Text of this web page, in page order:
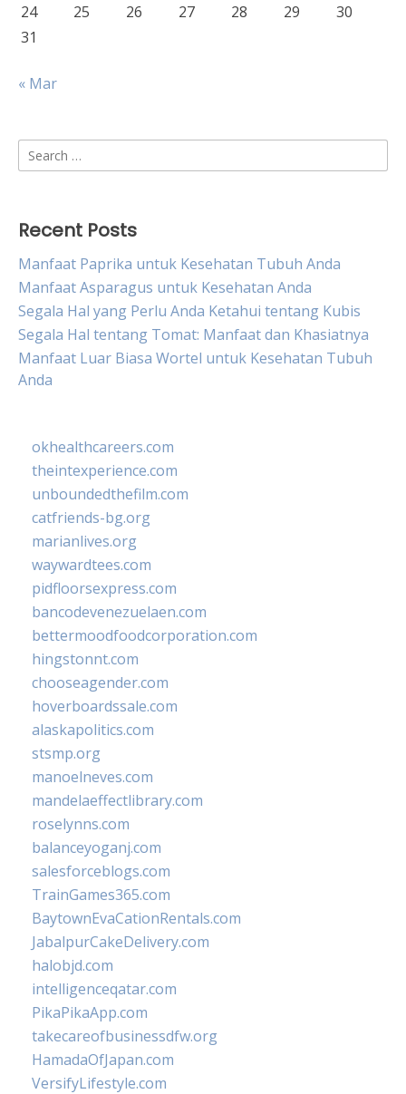
24 25 26 27 28 29
30
31
« Mar
Search
for:
Recent Posts
Manfaat Paprika untuk Kesehatan Tubuh Anda
Manfaat Asparagus untuk Kesehatan Anda
Segala Hal yang Perlu Anda Ketahui tentang Kubis
Segala Hal tentang Tomat: Manfaat dan Khasiatnya
Manfaat Luar Biasa Wortel untuk Kesehatan Tubuh
Anda
okhealthcareers.com
theintexperience.com
unboundedthefilm.com
catfriends-bg.org
marianlives.org
waywardtees.com
pidfloorsexpress.com
bancodevenezuelaen.com
bettermoodfoodcorporation.com
hingstonnt.com
chooseagender.com
hoverboardssale.com
alaskapolitics.com
stsmp.org
manoelneves.com
mandelaeffectlibrary.com
roselynns.com
balanceyoganj.com
salesforceblogs.com
TrainGames365.com
BaytownEvaCationRentals.com
JabalpurCakeDelivery.com
halobjd.com
intelligenceqatar.com
PikaPikaApp.com
takecareofbusinessdfw.org
HamadaOfJapan.com
VersifyLifestyle.com